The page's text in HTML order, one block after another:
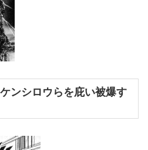
ンシロウらを庇い被爆す